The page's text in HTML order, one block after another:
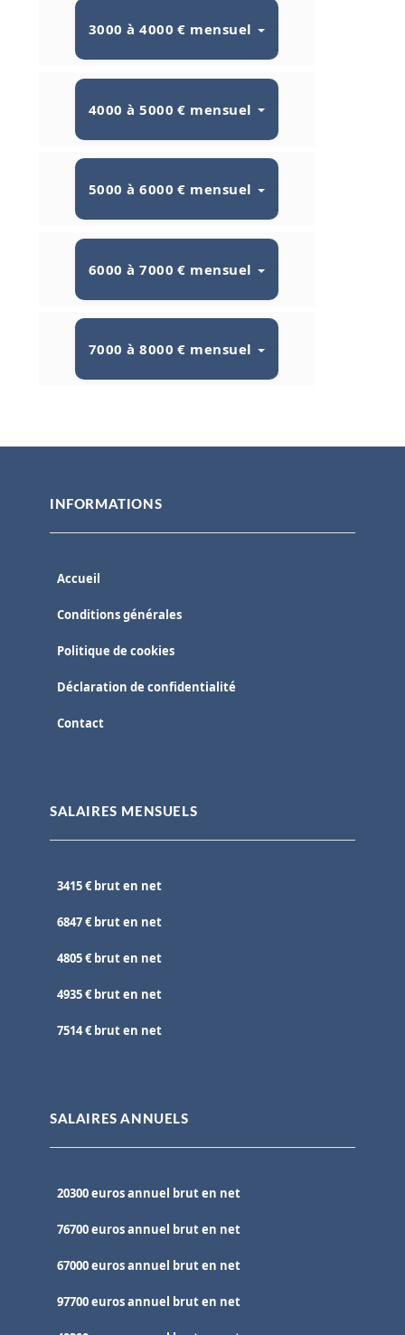
3000 à 4000 € mensuel
4000 à 5000 € mensuel
5000 à 6000 € mensuel
6000 à 7000 € mensuel
7000 à 8000 € mensuel
INFORMATIONS
Accueil
Conditions générales
Politique de cookies
Déclaration de confidentialité
Contact
SALAIRES MENSUELS
3415 € brut en net
6847 € brut en net
4805 € brut en net
4935 € brut en net
7514 € brut en net
SALAIRES ANNUELS
20300 euros annuel brut en net
76700 euros annuel brut en net
67000 euros annuel brut en net
97700 euros annuel brut en net